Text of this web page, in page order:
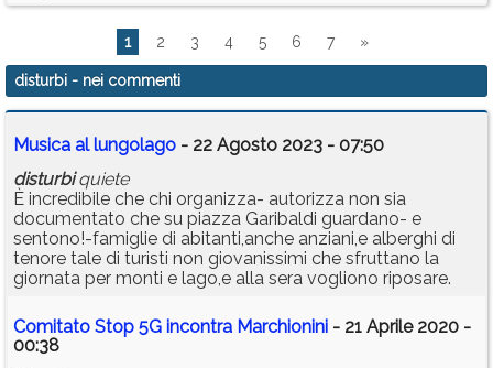
1 2 3 4 5 6 7 »
disturbi - nei commenti
Musica al lungolago - 22 Agosto 2023 - 07:50
disturbiquiete
È incredibile che chi organizza- autorizza non sia
documentato che su piazza Garibaldi guardano- e
sentono!-famiglie di abitanti,anche anziani,e alberghi di
tenore tale di turisti non giovanissimi che sfruttano la
giornata per monti e lago,e alla sera vogliono riposare.
Comitato Stop 5G incontra Marchionini - 21 Aprile 2020 -
00:38